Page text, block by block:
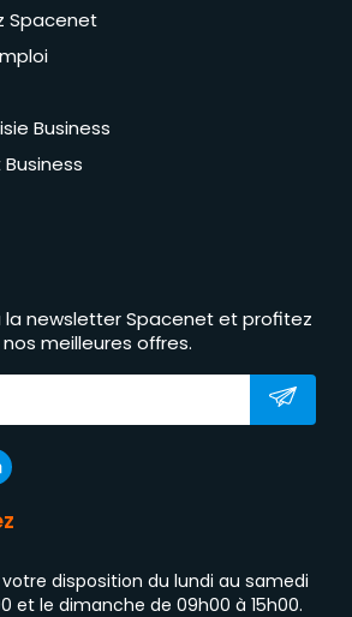
Spacenet
Business
newsletter Spacenet et profitez
meilleures offres.
disposition du lundi au samedi
et le dimanche de 09h00 à 15h00.